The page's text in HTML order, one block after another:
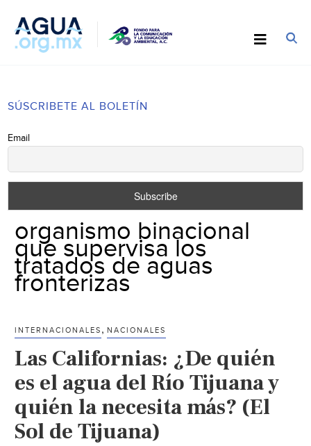
SÚSCRIBETE AL BOLETÍN
Email
organismo binacional
que supervisa los
tratados de aguas
fronterizas
INTERNACIONALES ,NACIONALES
Las Californias: ¿De quién
es el agua del Río Tijuana y
quién la necesita más? (El
Sol de Tijuana)